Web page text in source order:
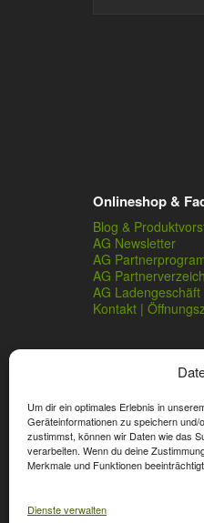
Um dir ein optimales Erlebnis in
Geräteinformationen zu speichern
zustimmst, können wir Daten wie das
verarbeiten. Wenn du deine
Merkmale und Funktionen
Dienste verwalten
Onlineshop &
Blog &
AG Newsletter
AG
AG
AG Ladengeschäft
Kontakt |
* Streichpreise sind
Affiliate, Partner